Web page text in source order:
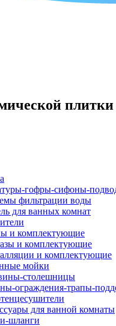
гофры-сифоны-
фильтрации воды
для ванных комнат
и комплектующие
и комплектующие
и комплектующие
мойки
столешницы
ограждения-трапы-
для ванной комнаты
шланги